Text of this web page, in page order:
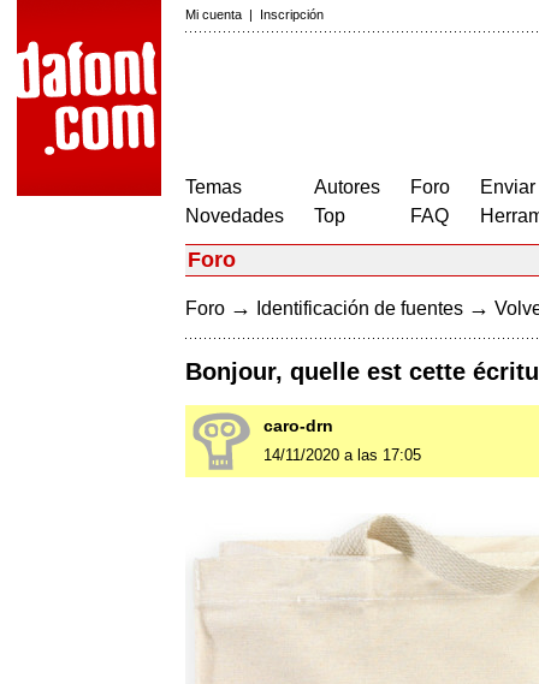
Mi cuenta | Inscripción
Temas
Novedades
Autores
Top
Foro
FAQ
Foro
Foro → Identificación de fuentes →
Bonjour, quelle est cette
caro-drn
14/11/2020 a las 17:05